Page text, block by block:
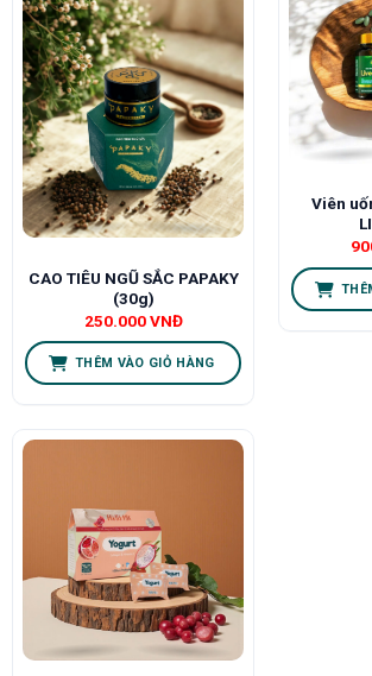
CAO TIÊU NGŨ SẮC PAPAKY
(30g)
250.000VNĐ
THÊM VÀO GIỎ HÀNG
Viên